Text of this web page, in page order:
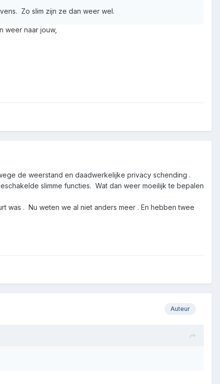
Zo slim zijn ze dan weer wel.
weer naar jouw,
de weerstand en daadwerkelijke privacy schending .
slimme functies. Wat dan weer moeilijk te bepalen
was . Nu weten we al niet anders meer . En hebben twee
Auteur